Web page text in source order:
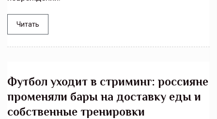
Читать
Футбол уходит в стриминг: россияне
променяли бары на доставку еды и
собственные тренировки